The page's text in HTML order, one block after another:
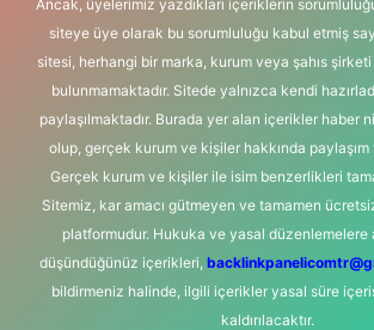
Ancak, üyelerimiz yazdıkları içeriklerin
siteye üye olarak bu sorumluluğu kabul etmiş
sitesi, herhangi bir marka, kurum veya şahıs şirketi
bulunmamaktadır. Sitede yalnızca kendi
paylaşılmaktadır. Burada yer alan içerikler haber
olup, gerçek kurum ve kişiler hakkında paylaşım
Gerçek kurum ve kişiler ile isim benzerlikleri
Sitemiz, kar amacı gütmeyen ve tamamen
platformudur. Hukuka ve yasal düzenlemelere
düşündüğünüz içerikleri,
bildirmeniz halinde, ilgili içerikler yasal süre
kaldırılacaktır.